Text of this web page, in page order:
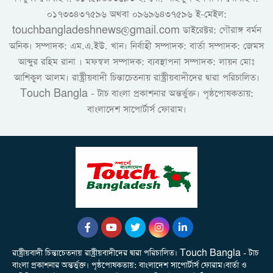
০১৭৩৩৪৩৭৫৯৬ অথবা ০৯৬৯৬৪৩৭৫৯৬ ই-মেইল:
touchbangladeshnews@gmail.com ডাইরেক্টর: গৌরাঙ্গ বর্মন
অনিক। সম্পাদক: এম.এ.ইউ. খান। নির্বাহী সম্পাদক: বার্তা সম্পাদক: জেমস
আব্দুর রহিম রানা । মফস্বল সম্পাদক: ব্যবস্থাপনা সম্পাদক: লায়ন মোঃ
আশিকুল আলম। রাষ্ট্রীয়বাদী চিন্তাচেতনায় রাষ্ট্রীয়বাদীদের দ্বারা পরিচালিত।
Touch Bangla - টাচ বাংলা প্রকাশনার অন্তর্ভুক্ত। পৃষ্ঠপোষকতায়:
বাংলাদেশ সাপোর্টার্স ফোরাম।
রাষ্ট্রীয়বাদী চিন্তাচেতনায় রাষ্ট্রীয়বাদীদের দ্বারা পরিচালিত। Touch Bangla - টাচ
বাংলা প্রকাশনার অন্তর্ভুক্ত। পৃষ্ঠপোষকতায়: বাংলাদেশ সাপোর্টার্স ফোরাম।বার্তা ও